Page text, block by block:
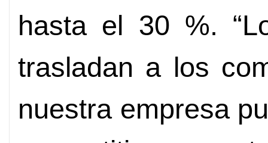
hasta el 30 %.
trasladan a los
nuestra empresa